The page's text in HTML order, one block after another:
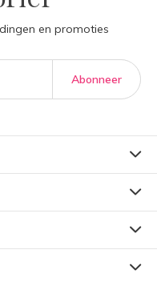
en promoties
Abonneer